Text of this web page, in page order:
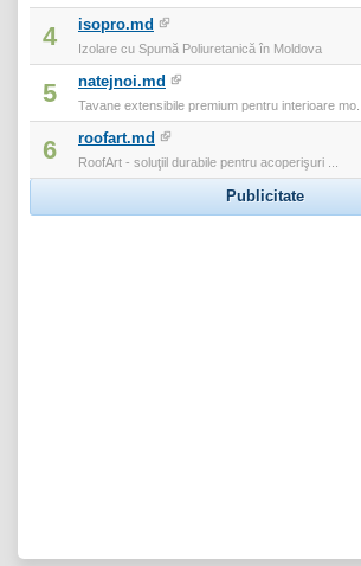
4 isopro.md
Izolare cu Spumă Poliuretanică în Moldova
5 natejnoi.md
Tavane extensibile premium pentru interioare mo...
6 roofart.md
RoofArt - soluţiil durabile pentru acoperişuri ...
Publicitate